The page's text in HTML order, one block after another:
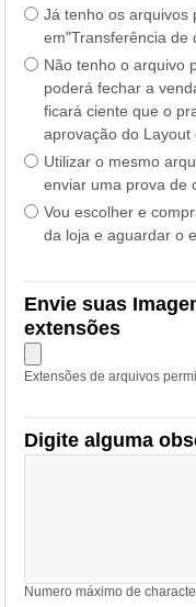
Já tenho os arquivos
em"Transferência de
Não tenho o arquivo
poderá fechar a
ficará ciente que o
aprovação do Layout
Utilizar o mesmo
enviar uma prova de
Vou escolher e
da loja e aguardar o
Envie suas
extensões
Extensões de arquivos
Digite alguma
Numero máximo de